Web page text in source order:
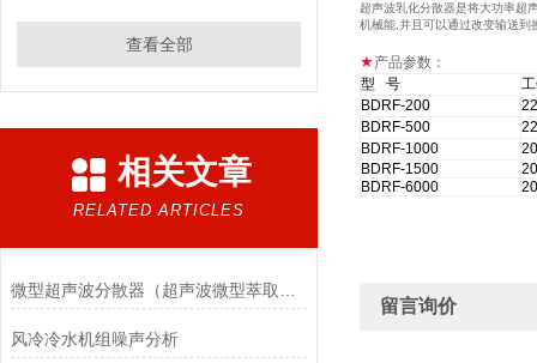
查看全部
相关文章
RELATED ARTICLES
风冷冷水机组噪声分析
超声波乳化分散器是将大功率超
机械能 并且可以通过改变输送到
★产品参数：
型 号
BDRF-200
BDRF-500
BDRF-1000
BDRF-1500
BDRF-6000
留言询价